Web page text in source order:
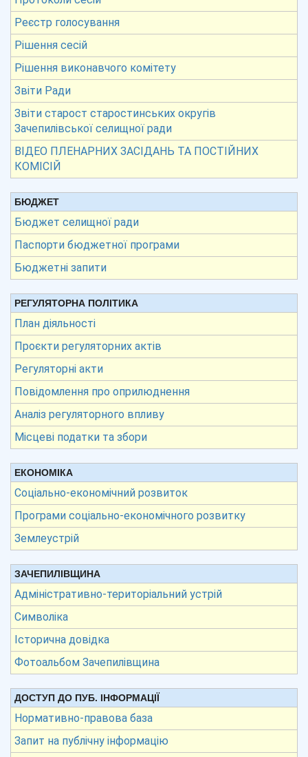
Реєстр голосування
Рішення сесій
Рішення виконавчого комітету
Звіти Ради
Звіти старост старостинських округів
Зачепилівської селищної ради
ВІДЕО ПЛЕНАРНИХ ЗАСІДАНЬ ТА ПОСТІЙНИХ
КОМІСІЙ
БЮДЖЕТ
Бюджет селищної ради
Паспорти бюджетної програми
Бюджетні запити
РЕГУЛЯТОРНА ПОЛІТИКА
План діяльності
Проєкти регуляторних актів
Регуляторні акти
Повідомлення про оприлюднення
Аналіз регуляторного впливу
Місцеві податки та збори
ЕКОНОМІКА
Соціально-економічний розвиток
Програми соціально-економічного розвитку
Землеустрій
ЗАЧЕПИЛІВЩИНА
Адміністративно-територіальний устрій
Символіка
Історична довідка
Фотоальбом Зачепилівщина
ДОСТУП ДО ПУБ. ІНФОРМАЦІЇ
Нормативно-правова база
Запит на публічну інформацію